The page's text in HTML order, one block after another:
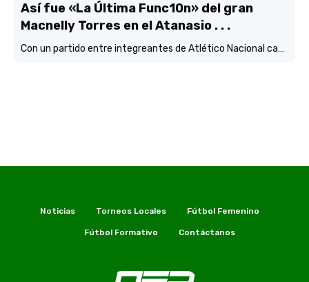
Así fue «La Última Func10n» del gran
Macnelly Torres en el Atanasio . . .
Con un partido entre integreantes de Atlético Nacional campéon continental
Noticias Torneos Locales Fútbol Femenino
Fútbol Formativo Contáctanos